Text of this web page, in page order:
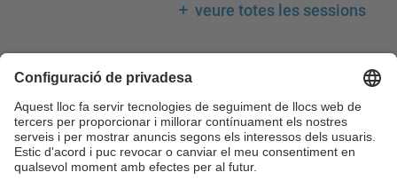
veure totes les sessions
Llegenda calendari
Consell de Govern
Comissions del Consell de Govern
Consell Acadèmic
Claustre Universitari